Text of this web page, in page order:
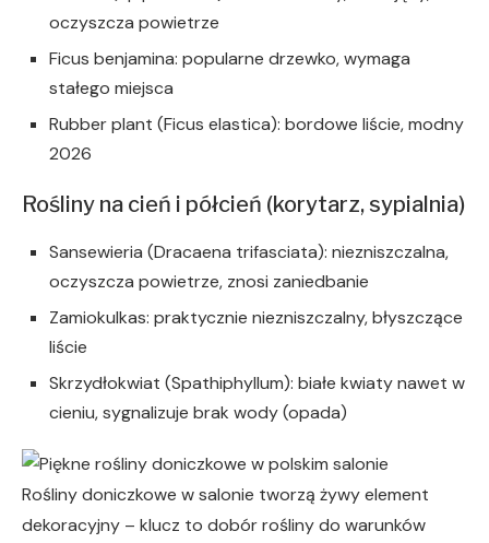
oczyszcza powietrze
Ficus benjamina: popularne drzewko, wymaga
stałego miejsca
Rubber plant (Ficus elastica): bordowe liście, modny
2026
Rośliny na cień i półcień (korytarz, sypialnia)
Sansewieria (Dracaena trifasciata): niezniszczalna,
oczyszcza powietrze, znosi zaniedbanie
Zamiokulkas: praktycznie niezniszczalny, błyszczące
liście
Skrzydłokwiat (Spathiphyllum): białe kwiaty nawet w
cieniu, sygnalizuje brak wody (opada)
Rośliny doniczkowe w salonie tworzą żywy element
dekoracyjny – klucz to dobór rośliny do warunków